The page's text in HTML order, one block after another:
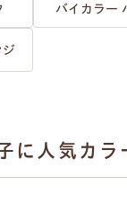
バイカラー
ジ
に人気カラ